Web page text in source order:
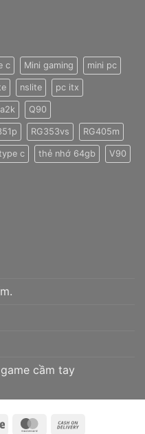
c Mini gaming mini pc
nslite pc itx
Q90
RG353vs RG405m
c thẻ nhớ 64gb V90
cầm tay
Stripe MasterCard